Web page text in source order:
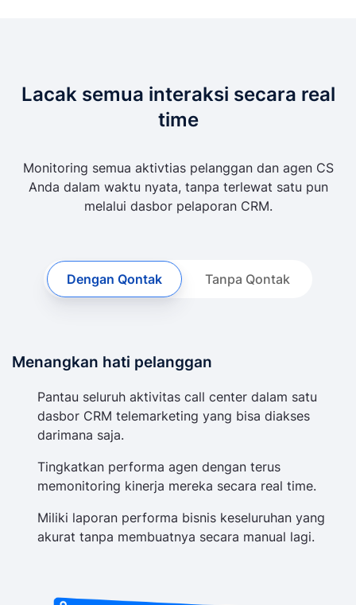
Lacak semua interaksi secara real
time
Monitoring semua aktivtias pelanggan dan agen CS
Anda dalam waktu nyata, tanpa terlewat satu pun
melalui dasbor pelaporan CRM.
Dengan Qontak Tanpa Qontak
Menangkan hati pelanggan
Pantau seluruh aktivitas call center dalam satu
dasbor CRM telemarketing yang bisa diakses
darimana saja.
Tingkatkan performa agen dengan terus
memonitoring kinerja mereka secara real time.
Miliki laporan performa bisnis keseluruhan yang
akurat tanpa membuatnya secara manual lagi.